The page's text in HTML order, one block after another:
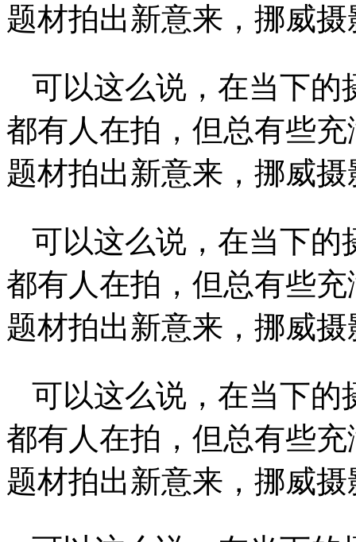
题材拍出新意来，挪威
可以这么说，在当下的
都有人在拍，但总有些
题材拍出新意来，挪威
可以这么说，在当下的
都有人在拍，但总有些
题材拍出新意来，挪威
可以这么说，在当下的
都有人在拍，但总有些
题材拍出新意来，挪威